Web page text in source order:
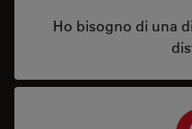
Ho bisogno di una